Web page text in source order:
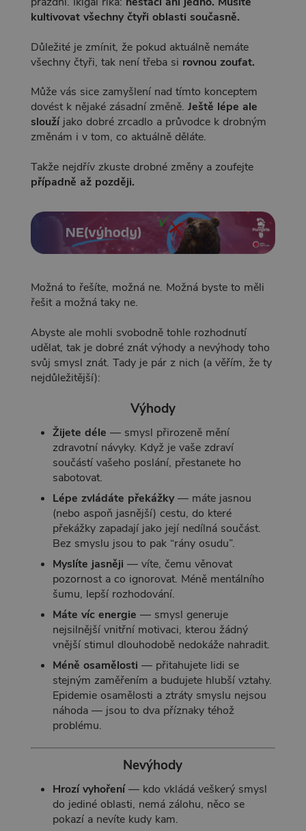
kultivovat všechny čtyři oblasti současně.
Důležité je zmínit, že pokud aktuálně nemáte
všechny čtyři, tak není třeba si rovnou zoufat.
Může vás sice zamyšlení nad tímto konceptem
dovést k nějaké zásadní změně. Ještě lépe ale
slouží jako dobré zrcadlo a průvodce k drobným
změnám i v tom, co aktuálně děláte.
Takže nejdřív zkuste drobné změny a zoufejte
případně až později.
Možná to řešíte, možná ne. Možná byste to měli
řešit a možná taky ne.
Abyste ale mohli svobodně tohle rozhodnutí
udělat, tak je dobré znát výhody a nevýhody toho
svůj smysl znát. Tady je pár z nich (a věřím, že ty
nejdůležitější):
Výhody
Žijete déle — smysl přirozeně mění
zdravotní návyky. Když je vaše zdraví
součástí vašeho poslání, přestanete ho
sabotovat.
Lépe zvládáte překážky— máte jasnou
(nebo aspoň jasnější) cestu, do které
překážky zapadají jako její nedílná součást.
Bez smyslu jsou to pak “rány osudu”.
Myslíte jasněji — víte, čemu věnovat
pozornost a co ignorovat. Méně mentálního
šumu, lepší rozhodování.
Máte víc energie — smysl generuje
nejsilnější vnitřní motivaci, kterou žádný
vnější stimul dlouhodobě nedokáže nahradit.
Méně osamělosti — přitahujete lidi se
stejným zaměřením a budujete hlubší vztahy.
Epidemie osamělosti a ztráty smyslu nejsou
náhoda — jsou to dva příznaky téhož
problému.
Nevýhody
Hrozí vyhoření— kdo vkládá veškerý smysl
do jediné oblasti, nemá zálohu, něco se
pokazí a nevíte kudy kam.